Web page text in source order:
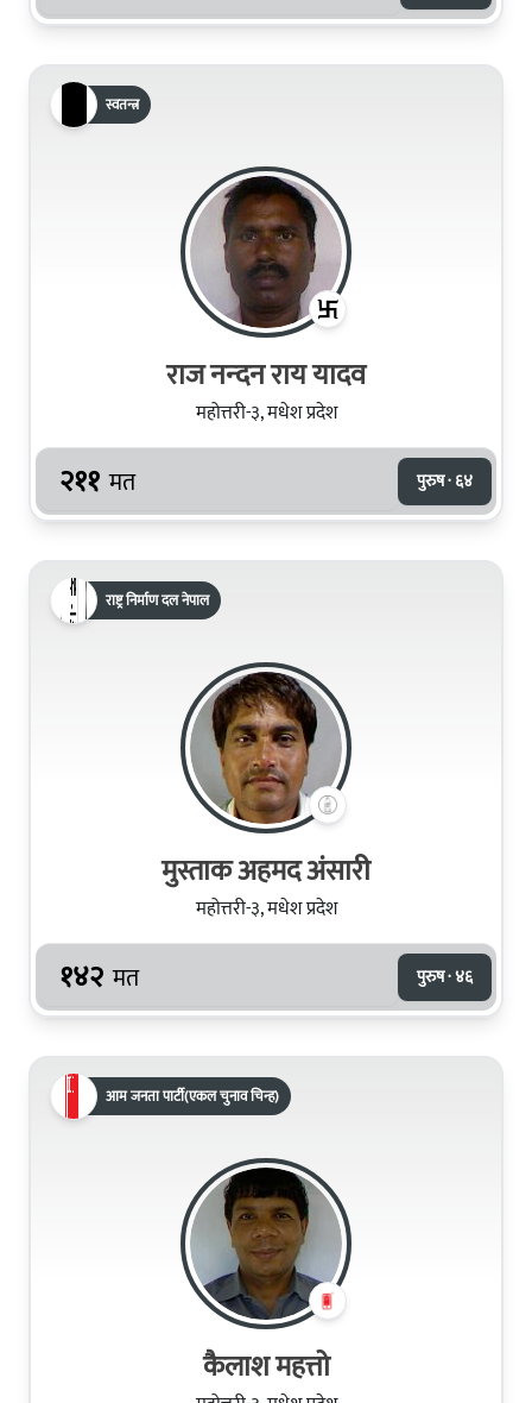
स्वतन्त्र
राज नन्‍दन राय यादव
महोत्तरी-३, मधेश प्रदेश
२११ मत पुरुष · ६४
राष्ट्र निर्माण दल नेपाल
मुस्ताक अहमद अंसारी
महोत्तरी-३, मधेश प्रदेश
१४२ मत पुरुष · ४६
आम जनता पार्टी(एकल चुनाव चिन्ह)
कैलाश महत्तो